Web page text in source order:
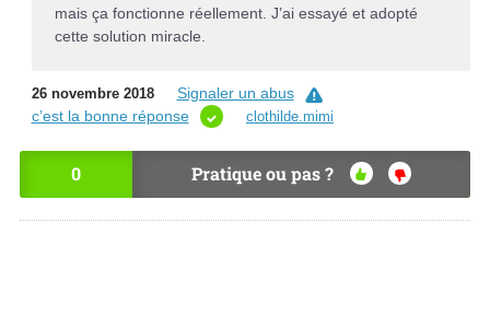
mais ça fonctionne réellement. J’ai essayé et adopté
cette solution miracle.
26 novembre 2018
Signaler un abus
c’est la bonne réponse
clothilde.mimi
0 Pratique ou pas ?
OU
I
NO